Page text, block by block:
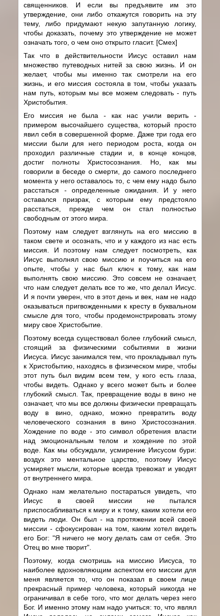
священников. И если вы предъявите им это
утверждение, они либо откажутся говорить на эту
тему, либо придумают некую запутанную логику,
чтобы доказать, почему это утверждение не может
означать того, о чем оно открыто гласит. [Смех]
Так что в действительности Иисус оставил нам
множество путеводных нитей за свою жизнь. И он
желает, чтобы мы именно так смотрели на его
жизнь, и его миссия состояла в том, чтобы указать
нам путь, которым мы все можем следовать - путь
Христобытия.
Его миссия не была - как нас учили верить -
примером высочайшего существа, который просто
явил себя в совершенной форме. Даже три года его
миссии были для него периодом роста, когда он
проходил различные стадии и, в конце концов,
достиг полноты Христосознания. Но, как мы
говорили в беседе о смерти, до самого последнего
момента у него оставалось то, с чем ему надо было
расстаться - определенные ожидания. И у него
оставался призрак, с которым ему предстояло
расстаться, прежде чем он стал полностью
свободным от этого мира.
Поэтому нам следует взглянуть на его миссию в
таком свете и осознать, что и у каждого из нас есть
миссия. И поэтому нам следует посмотреть, как
Иисус выполнял свою миссию и поучиться на его
опыте, чтобы у нас был ключ к тому, как нам
выполнять свою миссию. Это совсем не означает,
что нам следует делать все то же, что делал Иисус.
И я почти уверен, что в этот день и век, нам не надо
оказываться пригвожденными к кресту в буквальном
смысле для того, чтобы продемонстрировать этому
миру свое Христобытие.
Поэтому всегда существовал более глубокий смысл,
стоящий за физическими событиями в жизни
Иисуса. Иисус занимался тем, что прокладывал путь
к Христобытию, находясь в физическом мире, чтобы
этот путь был видим всем тем, у кого есть глаза,
чтобы видеть. Однако у всего может быть и более
глубокий смысл. Так, превращение воды в вино не
означает, что мы все должны физически превращать
воду в вино, однако, можно превратить воду
человеческого сознания в вино Христосознания.
Хождение по воде - это символ обретения власти
над эмоциональным телом и хождение по этой
воде. Как мы обсуждали, усмирение Иисусом бури:
воздух это ментальное царство, поэтому Иисус
усмиряет мысли, которые всегда тревожат и уводят
от внутреннего мира.
Однако нам желательно постараться увидеть, что
Иисус в своей миссии не пытался
приспосабливаться к миру и к тому, каким хотели его
видеть люди. Он был - на протяжении всей своей
миссии - сфокусирован на том, каким хотел видеть
его Бог: "Я ничего не могу делать сам от себя. Это
Отец во мне творит".
Поэтому, когда смотришь на миссию Иисуса, то
наиболее вдохновляющим аспектом его миссии для
меня является то, что он показал в своем лице
прекрасный пример человека, который никогда не
ограничивал в себе того, что мог делать через него
Бог. И именно этому нам надо учиться: то, что являл